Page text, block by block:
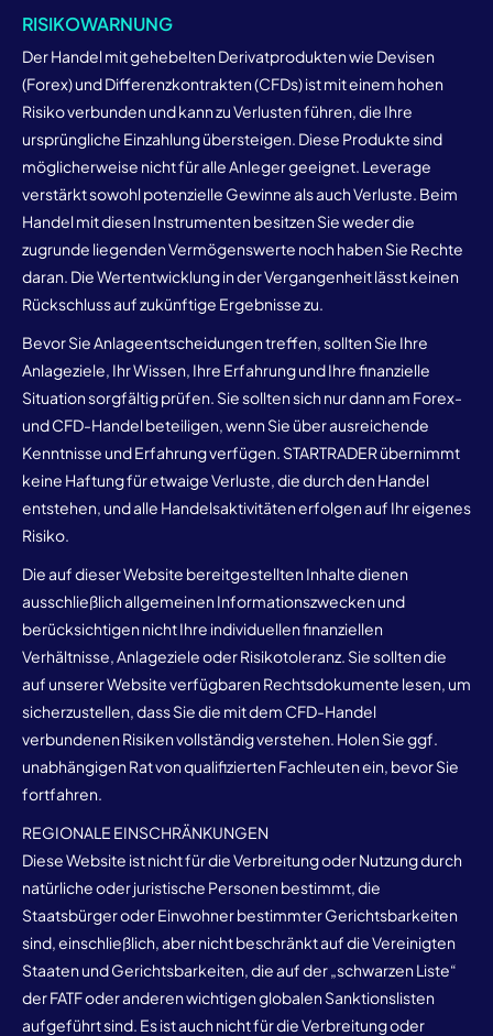
RISIKOWARNUNG
Der Handel mit gehebelten Derivatprodukten wie Devisen
(Forex) und Differenzkontrakten (CFDs) ist mit einem hohen
Risiko verbunden und kann zu Verlusten führen, die Ihre
ursprüngliche Einzahlung übersteigen. Diese Produkte sind
möglicherweise nicht für alle Anleger geeignet. Leverage
verstärkt sowohl potenzielle Gewinne als auch Verluste. Beim
Handel mit diesen Instrumenten besitzen Sie weder die
zugrunde liegenden Vermögenswerte noch haben Sie Rechte
daran. Die Wertentwicklung in der Vergangenheit lässt keinen
Rückschluss auf zukünftige Ergebnisse zu.
Bevor Sie Anlageentscheidungen treffen, sollten Sie Ihre
Anlageziele, Ihr Wissen, Ihre Erfahrung und Ihre finanzielle
Situation sorgfältig prüfen. Sie sollten sich nur dann am Forex-
und CFD-Handel beteiligen, wenn Sie über ausreichende
Kenntnisse und Erfahrung verfügen. STARTRADER übernimmt
keine Haftung für etwaige Verluste, die durch den Handel
entstehen, und alle Handelsaktivitäten erfolgen auf Ihr eigenes
Risiko.
Die auf dieser Website bereitgestellten Inhalte dienen
ausschließlich allgemeinen Informationszwecken und
berücksichtigen nicht Ihre individuellen finanziellen
Verhältnisse, Anlageziele oder Risikotoleranz. Sie sollten die
auf unserer Website verfügbaren Rechtsdokumente lesen, um
sicherzustellen, dass Sie die mit dem CFD-Handel
verbundenen Risiken vollständig verstehen. Holen Sie ggf.
unabhängigen Rat von qualifizierten Fachleuten ein, bevor Sie
fortfahren.
REGIONALE EINSCHRÄNKUNGEN
Diese Website ist nicht für die Verbreitung oder Nutzung durch
natürliche oder juristische Personen bestimmt, die
Staatsbürger oder Einwohner bestimmter Gerichtsbarkeiten
sind, einschließlich, aber nicht beschränkt auf die Vereinigten
Staaten und Gerichtsbarkeiten, die auf der „schwarzen Liste“
der FATF oder anderen wichtigen globalen Sanktionslisten
aufgeführt sind. Es ist auch nicht für die Verbreitung oder